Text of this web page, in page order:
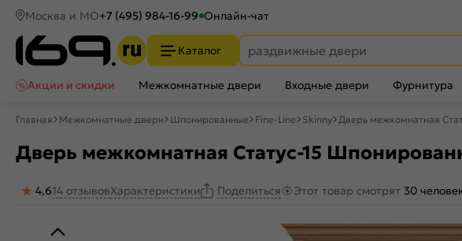
Москва и МО+7 (495) 984-16-99 Онлайн-чат
Каталог
Акции и скидки
Межкомнатные двери Входные двери Фурнитура
Главная Межкомнатные двери Шпонированные Fine-Line Skinny Дверь межкомнатная
Дверь межкомнатная Статус-15
4,614 отзывовХарактеристики Поделиться Этот товар смотрят 30